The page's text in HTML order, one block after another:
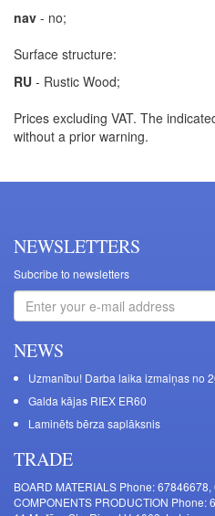
nav - no;
Surface structure:
RU - Rustic Wood;
Prices excluding VAT. The
without a prior warning.
NEWSLETTERS
Subcribe to newsletters
NEWS
Uzmanību! Darba laika izmaiņas no
Galda kājas RIEX ER60
Laminēts bērza saplāksnis
TRADE
BOARD MATERIALS Phone:
COMPONENTS PRODUCTION Phone: